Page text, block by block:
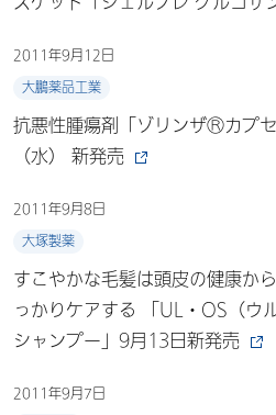
2011年9月12日
大鵬薬品工業
抗悪性腫瘍剤「ゾリンザⓇカプ
（水） 新発売
2011年9月8日
大塚製薬
すこやかな毛髪は頭皮の健康か
っかりケアする 「UL・OS（
シャンプー」9月13日新発売
2011年9月7日